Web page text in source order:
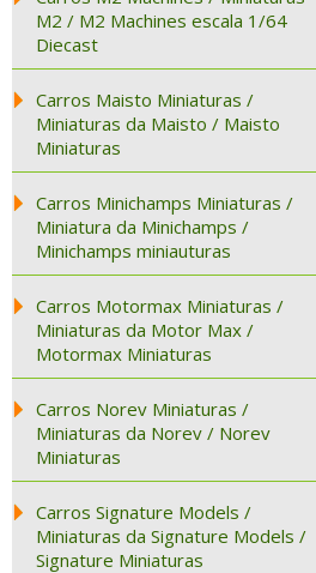
M2 / M2 Machines escala 1/64
Diecast
Carros Maisto Miniaturas /
Miniaturas da Maisto / Maisto
Miniaturas
Carros Minichamps Miniaturas /
Miniatura da Minichamps /
Minichamps miniauturas
Carros Motormax Miniaturas /
Miniaturas da Motor Max /
Motormax Miniaturas
Carros Norev Miniaturas /
Miniaturas da Norev / Norev
Miniaturas
Carros Signature Models /
Miniaturas da Signature Models /
Signature Miniaturas